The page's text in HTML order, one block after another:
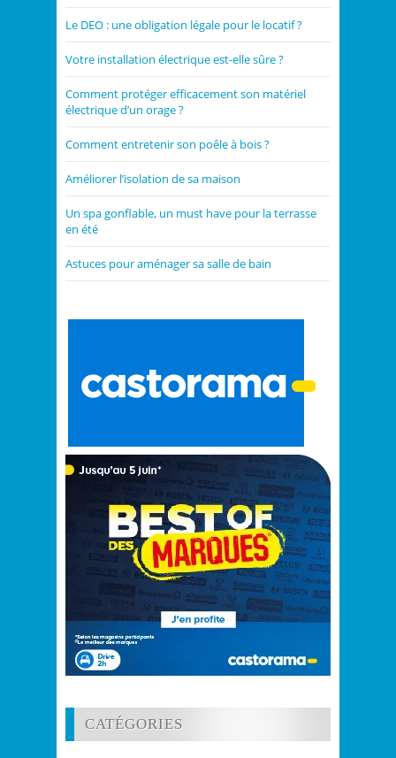
Le DEO : une obligation légale pour le locatif ?
Votre installation électrique est-elle sûre ?
Comment protéger efficacement son matériel
électrique d’un orage ?
Comment entretenir son poêle à bois ?
Améliorer l’isolation de sa maison
Un spa gonflable, un must have pour la terrasse
en été
Astuces pour aménager sa salle de bain
CATÉGORIES